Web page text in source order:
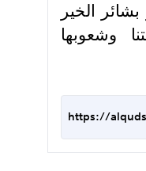
بشائر الخير
وشعوبها
https://